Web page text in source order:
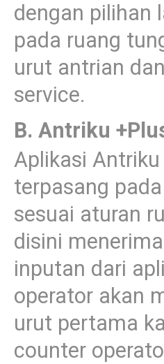
dengan pilihan
pada ruang
urut antrian
service.
B. Antriku
Aplikasi
terpasang
sesuai aturan
disini
inputan dari
operator akan
urut pertama
counter